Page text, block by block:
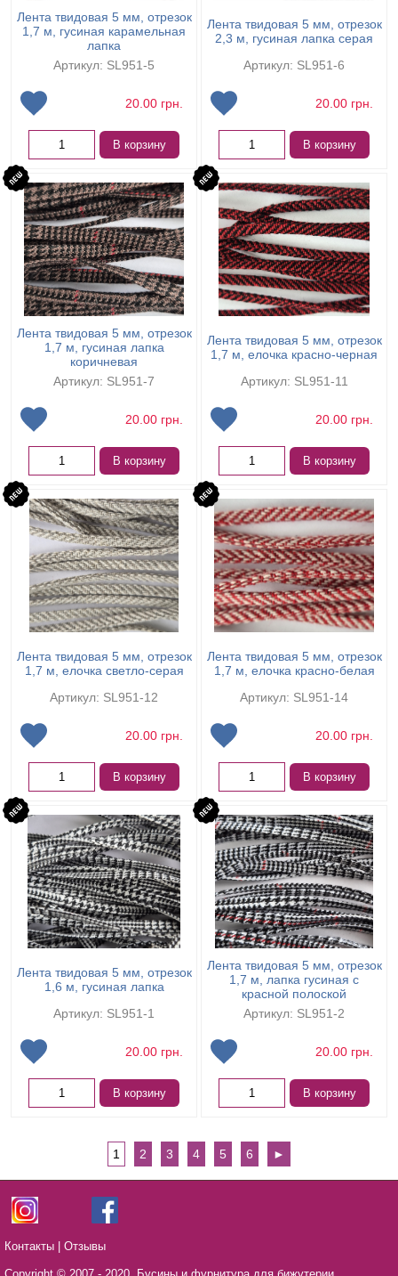
Лента твидовая 5 мм, отрезок
1,7 м, гусиная карамельная
лапка
Артикул: SL951-5
20.00 грн.
В корзину
Лента твидовая 5 мм, отрезок
2,3 м, гусиная лапка серая
Артикул: SL951-6
20.00 грн.
В корзину
Лента твидовая 5 мм, отрезок
1,7 м, гусиная лапка
коричневая
Артикул: SL951-7
20.00 грн.
В корзину
Лента твидовая 5 мм, отрезок
1,7 м, елочка красно-черная
Артикул: SL951-11
20.00 грн.
В корзину
Лента твидовая 5 мм, отрезок
1,7 м, елочка светло-серая
Артикул: SL951-12
20.00 грн.
В корзину
Лента твидовая 5 мм, отрезок
1,7 м, елочка красно-белая
Артикул: SL951-14
20.00 грн.
В корзину
Лента твидовая 5 мм, отрезок
1,6 м, гусиная лапка
Артикул: SL951-1
20.00 грн.
В корзину
Лента твидовая 5 мм, отрезок
1,7 м, лапка гусиная с
красной полоской
Артикул: SL951-2
20.00 грн.
В корзину
1 2 3 4 5 6 ►
Контакты Отзывы